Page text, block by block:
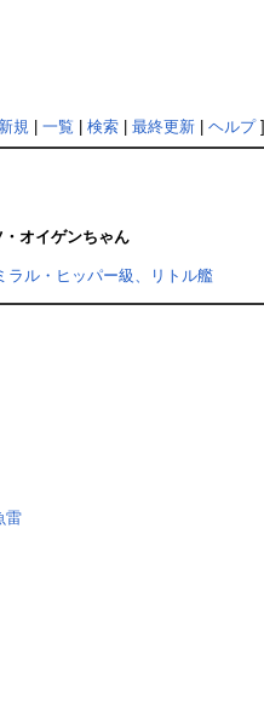
新規| 一覧 検索| 最終更新| ヘルプ]
・オイゲンちゃん
ラル・ヒッパー級、リトル艦
雷